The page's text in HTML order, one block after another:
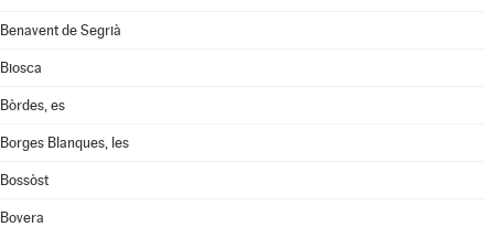
Benavent de Segrià
Biosca
Bòrdes, es
Borges Blanques, les
Bossòst
Bovera